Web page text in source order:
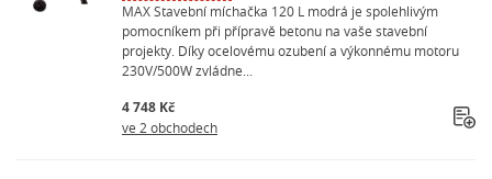
MAX Stavební míchačka 120 L modrá je spolehlivým
pomocníkem při přípravě betonu na vaše stavební
projekty. Díky ocelovému ozubení a výkonnému motoru
230V/500W zvládne...
4 748 Kč
ve 2 obchodech